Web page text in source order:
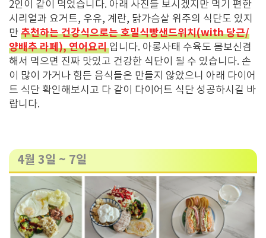
2인이 같이 먹었습니다. 아래 사진들 보시겠지만 먹기 편한
시리얼과 요거트, 우유, 계란, 닭가슴살 위주의 식단도 있지
만 추천하는 건강식으로는 호밀식빵샌드위치(with 당근/
양배추 라페), 연어요리 입니다. 아롱사태 수육도 몸보신겸
해서 먹으면 진짜 맛있고 건강한 식단이 될 수 있습니다. 손
이 많이 가거나 힘든 음식들은 만들지 않았으니 아래 다이어
트 식단 확인해보시고 다 같이 다이어트 식단 성공하시길 바
랍니다.
4월 3일 ~ 7일